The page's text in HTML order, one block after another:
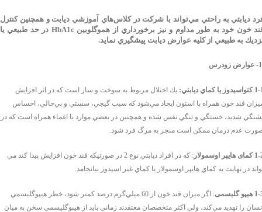
ديابتي به راحتي مي‌تواند با شركت در كلاس‌هاي آموزشي ديابت و همچنين كنترل
خون خود به طور مداوم و نيز برخورداري از هموگلوبينHbA1c در حد طبيعي يا
به طبيعي از كليه عوارض ديابت پيشگيري نمايد.
1- عوارض زودرس
يا كماي ديابتي:
يك اختلال مربوط به سوخت و ساز است كه در اثر افزايش
قند خون همراه با استون ايجاد مي‌شود كه سبب گيجي، سستي و بي‌حالي، احساس
شديد، خستگي و تنگي نفس شده و همچنين در بعضي موارد با اغماء همراه است كه در
عدم درمان ممكن است منجر به مرگ فرد شود.
هایپر اوسمولار
: كه در افراد ديابتي نوع 2 در صورتيكه قند خون افزايش پيدا كند مي
در نهايت به كماي هايپر اوسمولار يا كماي غير اسيدوز بيانجامد.
گلیسمی
: اگر ميزان قند خون از 60 ميلي‌گرم درصد كمتر شود، خطر هيپوگليسمي
را تهديد مي‌كند، ولي اكثر متخصصان معتقدند زماني بايد از هيپوگليسمي سخن به ميان